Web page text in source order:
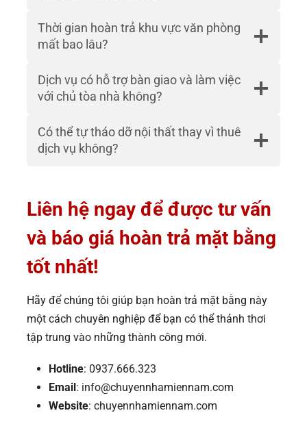
Thời gian hoàn trả khu vực văn phòng
mất bao lâu?
Dịch vụ có hỗ trợ bàn giao và làm việc
với chủ tòa nhà không?
Có thể tự tháo dỡ nội thất thay vì thuê
dịch vụ không?
Liên hệ ngay để được tư vấn
và báo giá hoàn trả mặt bằng
tốt nhất!
Hãy để chúng tôi giúp bạn hoàn trả mặt bằng này
một cách chuyên nghiệp để bạn có thể thảnh thơi
tập trung vào những thành công mới.
Hotline: 0937.666.323
Email: info@chuyennhamiennam.com
Website: chuyennhamiennam.com